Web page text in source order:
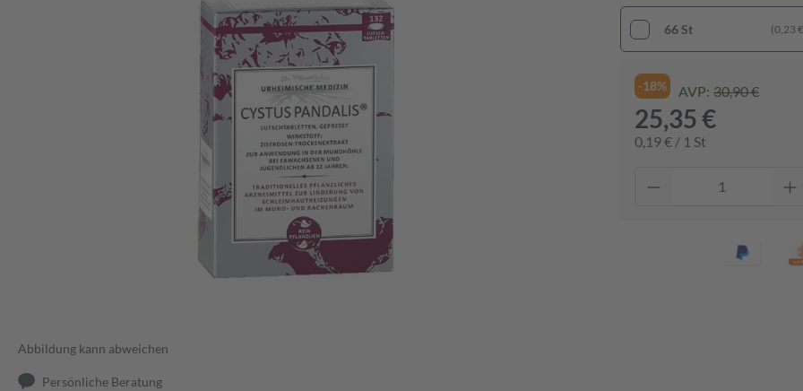
Abbildung kann abweichen
Persönliche Beratung
66 St (0,23
-18% AVP: 30,90 €
25,35 €
0,19 € / 1 St